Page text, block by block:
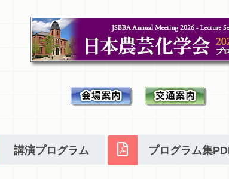
講演プログラム プログラム集